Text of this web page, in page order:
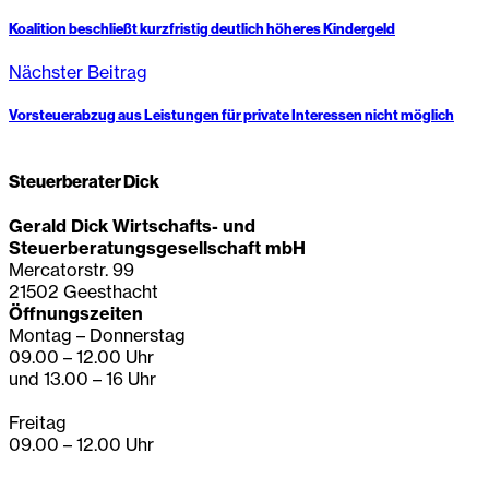
Koalition beschließt kurzfristig deutlich höheres Kindergeld
Nächster Beitrag
Vorsteuerabzug aus Leistungen für private Interessen nicht möglich
Steuerberater Dick
Gerald Dick Wirtschafts- und
Steuerberatungsgesellschaft mbH
Mercatorstr. 99
21502 Geesthacht
Öffnungszeiten
Montag – Donnerstag
09.00 – 12.00 Uhr
und 13.00 – 16 Uhr
Freitag
09.00 – 12.00 Uhr